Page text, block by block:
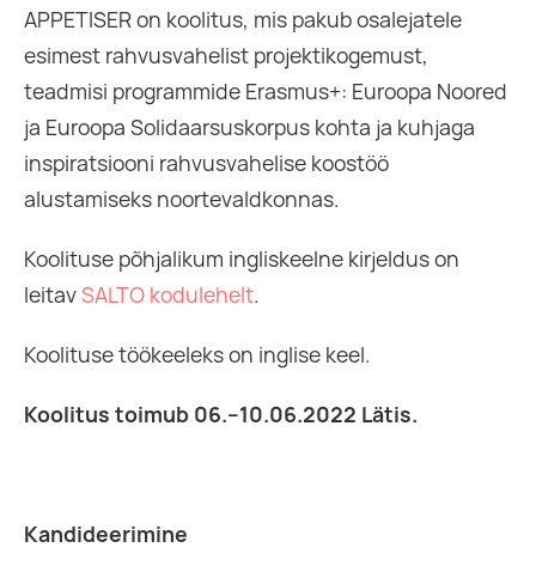
APPETISER on koolitus, mis pakub osalejatele
esimest rahvusvahelist projektikogemust,
teadmisi programmide Erasmus+: Euroopa Noored
ja Euroopa Solidaarsuskorpus kohta ja kuhjaga
inspiratsiooni rahvusvahelise koostöö
alustamiseks noortevaldkonnas.
Koolituse põhjalikum ingliskeelne kirjeldus on
leitavSALTO kodulehelt.
Koolituse töökeeleks on inglise keel.
Koolitus toimub 06.–10.06.2022 Lätis.
Kandideerimine